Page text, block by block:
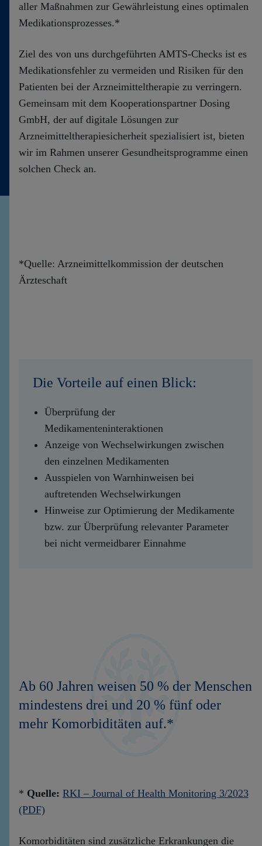
aller Maßnahmen zur Gewährleistung eines optimalen
Medikationsprozesses.*
Ziel des von uns durchgeführten AMTS-Checks ist es
Medikationsfehler zu vermeiden und Risiken für den
Patienten bei der Arzneimitteltherapie zu verringern.
Gemeinsam mit dem Kooperationspartner Dosing
GmbH, der auf digitale Lösungen zur
Arzneimitteltherapiesicherheit spezialisiert ist, bieten
wir im Rahmen unserer Gesundheitsprogramme einen
solchen Check an.
*Quelle: Arznei­mittel­kommission der deutschen
Ärzteschaft
Die Vorteile auf einen Blick:
Überprüfung der
Medikamenteninteraktionen
Anzeige von Wechselwirkungen zwischen
den einzelnen Medikamenten
Ausspielen von Warnhinweisen bei
auftretenden Wechselwirkungen
Hinweise zur Optimierung der Medikamente
bzw. zur Überprüfung relevanter Parameter
bei nicht vermeidbarer Einnahme
Ab 60 Jahren weisen 50 % der Menschen
mindestens drei und 20 % fünf oder
mehr Komorbiditäten auf.*
* Quelle: RKI – Journal of Health Monitoring 3/2023
(PDF)
Komorbiditäten sind zusätzliche Erkrankungen die